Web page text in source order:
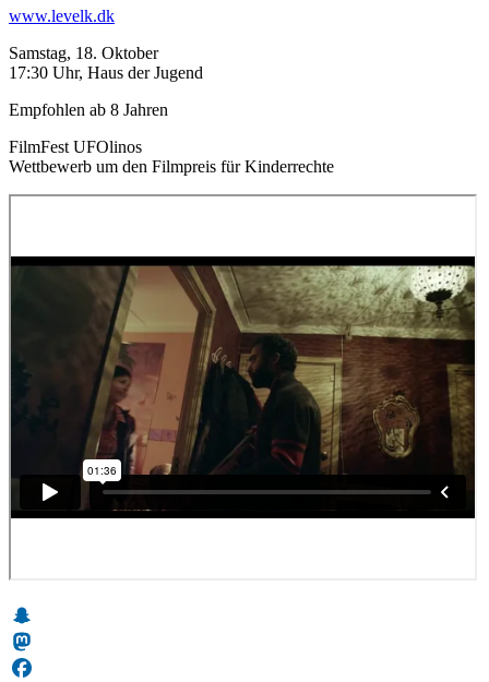
www.levelk.dk
Samstag, 18. Oktober
17:30 Uhr, Haus der Jugend
Empfohlen ab 8 Jahren
FilmFest UFOlinos
Wettbewerb um den Filmpreis für Kinderrechte
Snapchat
Mastodon